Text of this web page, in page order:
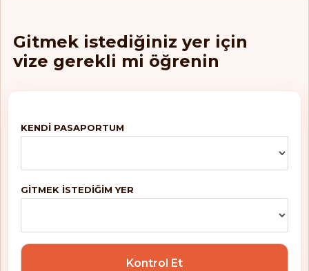
Gitmek istediğiniz yer için
vize gerekli mi öğrenin
KENDI PASAPORTUM
GITMEK ISTEDIĞIM YER
Kontrol Et